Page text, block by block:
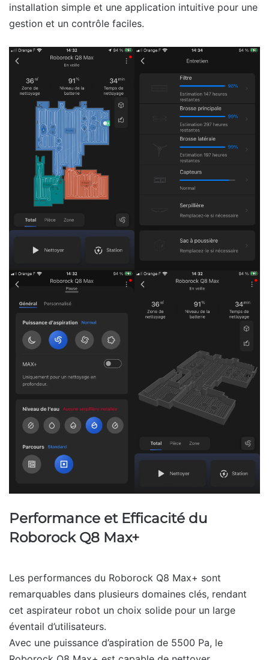
installation simple et une application intuitive pour une
gestion et un contrôle faciles.
Performance et Efficacité du
Roborock Q8 Max+
Les performances du Roborock Q8 Max+ sont
remarquables dans plusieurs domaines clés, rendant
cet aspirateur robot un choix solide pour un large
éventail d’utilisateurs.
Avec une puissance d’aspiration de 5500 Pa, le